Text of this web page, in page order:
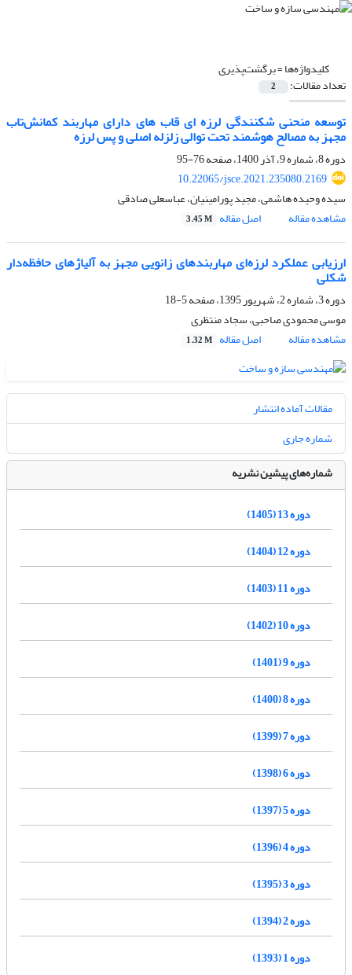
کلیدواژه‌ها =برگشت‌پذیری
تعداد مقالات: 2
توسعه منحنی شکنندگی لرزه ای قاب های دارای مهاربند کمانش‌تاب
مجهز به مصالح هوشمند تحت توالی زلزله اصلی و پس لرزه
دوره 8، شماره 9، آذر 1400، صفحه
76-95
10.22065/jsce.2021.235080.2169
سیده وحیده هاشمی، مجید پورامینیان، عباسعلی صادقی
مشاهده مقاله
اصل مقاله 3.45 M
ارزیابی عملکرد لرزه‌ای مهاربندهای زانویی مجهز به آلیاژهای حافظه‌دار
شکلی
دوره 3، شماره 2، شهریور 1395، صفحه
5-18
موسی محمودی صاحبی، سجاد منتظری
مشاهده مقاله
اصل مقاله 1.32 M
مقالات آماده انتشار
شماره جاری
شماره‌های پیشین نشریه
دوره 13 (1405)
دوره 12 (1404)
دوره 11 (1403)
دوره 10 (1402)
دوره 9 (1401)
دوره 8 (1400)
دوره 7 (1399)
دوره 6 (1398)
دوره 5 (1397)
دوره 4 (1396)
دوره 3 (1395)
دوره 2 (1394)
دوره 1 (1393)